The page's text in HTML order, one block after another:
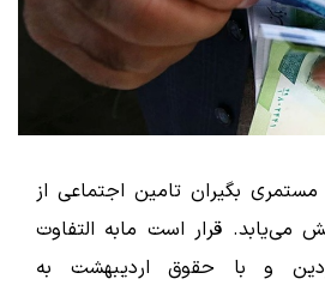
بگیران تامین اجتماعی از
۱۴۰۲ افزایش می‌یابد. قرار است مابه التفاوت
و با حقوق اردیبهشت به